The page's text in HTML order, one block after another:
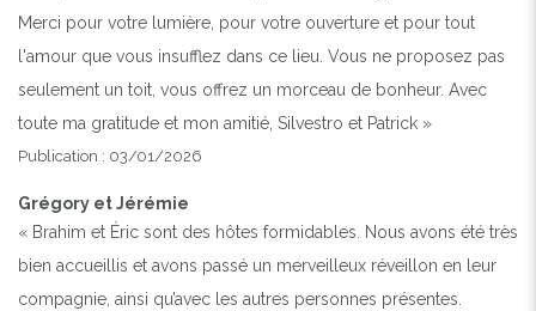
Merci pour votre lumière, pour votre ouverture et pour tout
l'amour que vous insufflez dans ce lieu. Vous ne proposez pas
seulement un toit, vous offrez un morceau de bonheur. Avec
toute ma gratitude et mon amitié, Silvestro et Patrick »
Publication : 03/01/2026
Grégory et Jérémie
« Brahim et Éric sont des hôtes formidables. Nous avons été très
bien accueillis et avons passé un merveilleux réveillon en leur
compagnie, ainsi qu’avec les autres personnes présentes.